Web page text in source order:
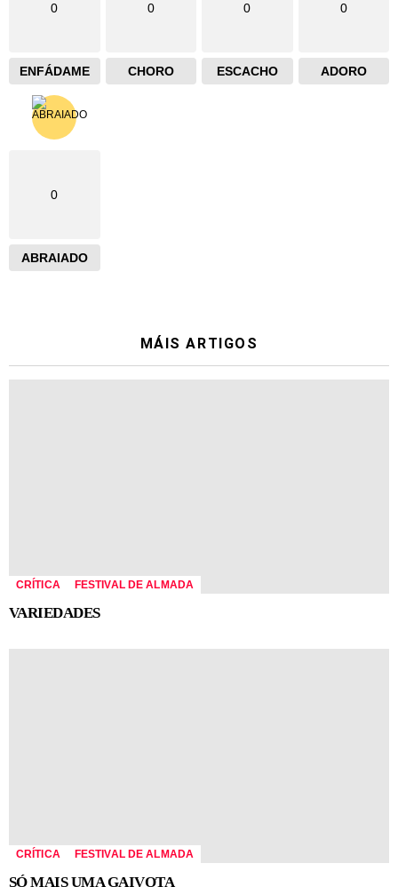
0
ENFÁDAME
0
CHORO
0
ESCACHO
0
ADORO
0
ABRAIADO
MÁIS ARTIGOS
CRÍTICA FESTIVAL DE ALMADA
VARIEDADES
CRÍTICA FESTIVAL DE ALMADA
SÓ MAIS UMA GAIVOTA